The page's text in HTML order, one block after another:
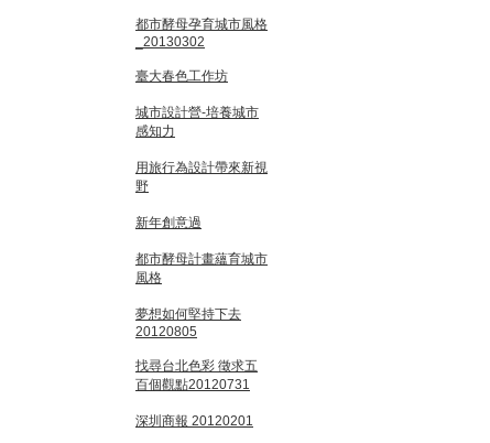
都市酵母孕育城市風格
_20130302
臺大春色工作坊
城市設計營-培養城市
感知力
用旅行為設計帶來新視
野
新年創意過
都市酵母計畫蘊育城市
風格
夢想如何堅持下去
20120805
找尋台北色彩 徵求五
百個觀點20120731
深圳商報 20120201